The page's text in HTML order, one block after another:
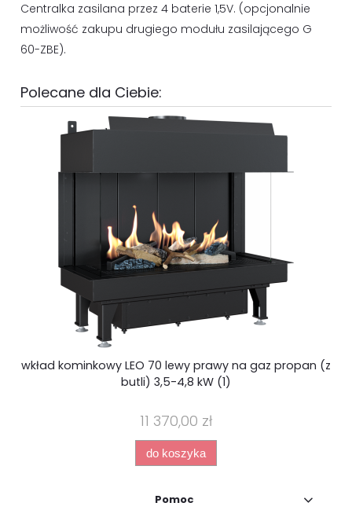
Centralka zasilana przez 4 baterie 1,5V. (opcjonalnie
możliwość zakupu drugiego modułu zasilającego G
60-ZBE).
Polecane dla Ciebie:
wkład kominkowy LEO 70 lewy prawy na gaz propan (z
butli) 3,5-4,8 kW (1)
11 370,00 zł
do koszyka
Pomoc